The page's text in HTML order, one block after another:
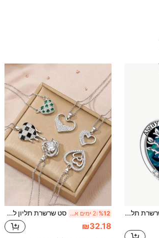
1 יחידה שרשרת תליון עץ החיים בצורת לב ככלי שריפה, שרשרת פלדת אל חלום מבריקה, תכשיט זיכרון לאפר, מזכרת של אהבה ומוות, תכשיט אופנתי יומיומי קז'ואל לנשים
%12 2 ימים אחרונים סט שרשרת תליון לב רומנטי מעודן לנשים, מתאים לנסיעות, תה אחר הצהריים בסגנון צרפתי, דייטים ויציאות, סגנון מינימליסטי יומיומי, רב-שימושי לכל העונות. מתנה מושלמת לחברה, חברה טובה ביום האהבה, יום הולדת, יום נישואין
₪32.18